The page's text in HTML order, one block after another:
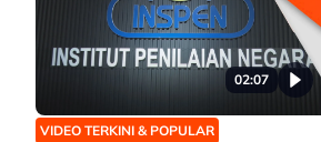
02:07
VIDEO TERKINI & POPULAR